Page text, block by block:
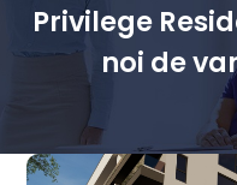
Privilege
noi de